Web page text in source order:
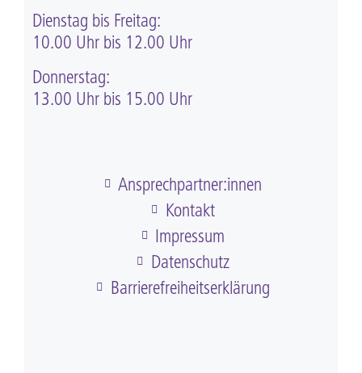
Dienstag bis Freitag:
10.00 Uhr bis 12.00 Uhr
Donnerstag:
13.00 Uhr bis 15.00 Uhr
Ansprechpartner:innen
Kontakt
Impressum
Datenschutz
Barriere­frei­heits­erklärung